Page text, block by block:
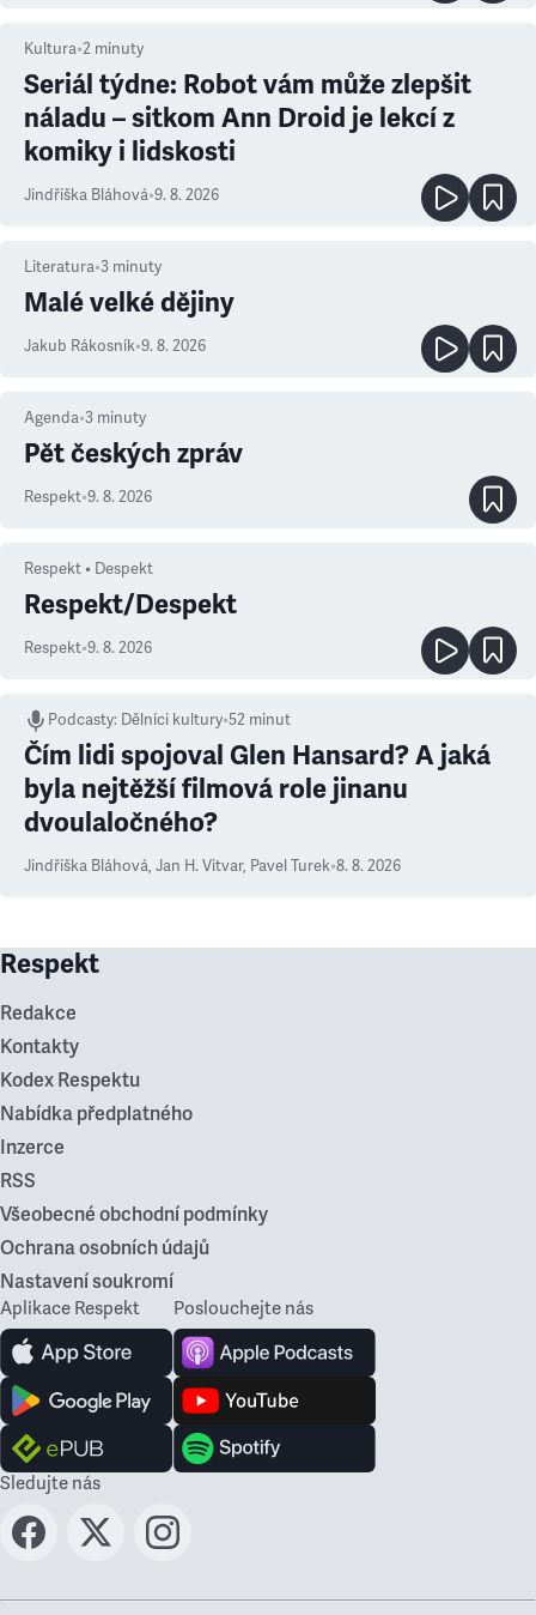
Kultura•2 minuty
Seriál týdne: Robot vám může zlepšit
náladu – sitkom Ann Droid je lekcí z
komiky i lidskosti
Jindřiška Bláhová•9. 8. 2026
Literatura•3 minuty
Malé velké dějiny
Jakub Rákosník•9. 8. 2026
Agenda•3 minuty
Pět českých zpráv
Respekt•9. 8. 2026
Respekt • Despekt
Respekt/Despekt
Respekt•9. 8. 2026
Podcasty: Dělníci kultury•52 minut
Čím lidi spojoval Glen Hansard? A jaká
byla nejtěžší filmová role jinanu
dvoulaločného?
Jindřiška Bláhová, Jan H. Vitvar, Pavel Turek•8. 8. 2026
Respekt
Redakce
Kontakty
Kodex Respektu
Nabídka předplatného
Inzerce
RSS
Všeobecné obchodní podmínky
Ochrana osobních údajů
Nastavení soukromí
Aplikace Respekt Poslouchejte nás
Sledujte nás